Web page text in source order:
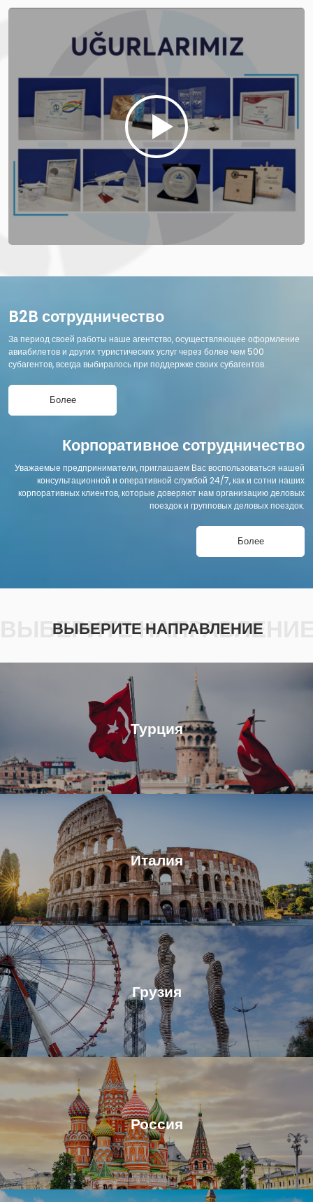
B2B сотрудничество
За период своей работы наше агентство, осуществляющее оформление
авиабилетов и других туристических услуг через более чем 500
субагентов, всегда выбиралось при поддержке своих субагентов.
Более
Корпоративное сотрудничество
Уважаемые предприниматели, приглашаем Вас воспользоваться нашей
консультационной и оперативной службой 24/7, как и сотни наших
корпоративных клиентов, которые доверяют нам организацию деловых
поездок и групповых деловых поездок.
Более
ВЫБЕРИТЕ НАПРАВЛЕНИЕ
ВЫБЕРИТЕ
Турция
Италия
Грузия
Россия